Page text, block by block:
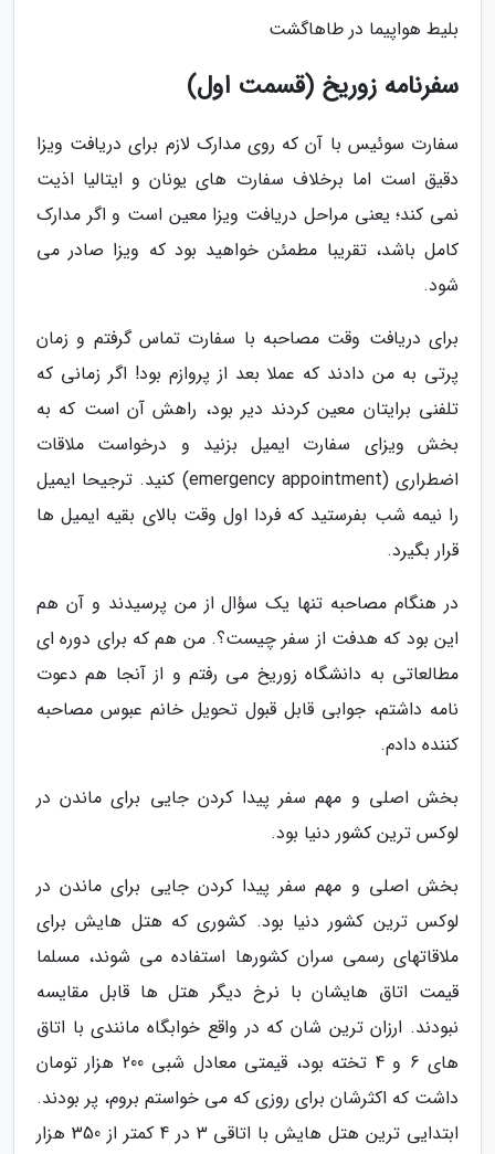
بلیط هواپیما در طاهاگشت
سفرنامه زوریخ (قسمت اول)
سفارت سوئیس با آن که روی مدارک لازم برای دریافت ویزا
دقیق است اما برخلاف سفارت های یونان و ایتالیا اذیت
نمی کند؛ یعنی مراحل دریافت ویزا معین است و اگر مدارک
کامل باشد، تقریبا مطمئن خواهید بود که ویزا صادر می
شود.
برای دریافت وقت مصاحبه با سفارت تماس گرفتم و زمان
پرتی به من دادند که عملا بعد از پروازم بود! اگر زمانی که
تلفنی برایتان معین کردند دیر بود، راهش آن است که به
بخش ویزای سفارت ایمیل بزنید و درخواست ملاقات
اضطراری (emergency appointment) کنید. ترجیحا ایمیل
را نیمه شب بفرستید که فردا اول وقت بالای بقیه ایمیل ها
قرار بگیرد.
در هنگام مصاحبه تنها یک سؤال از من پرسیدند و آن هم
این بود که هدفت از سفر چیست؟. من هم که برای دوره ای
مطالعاتی به دانشگاه زوریخ می رفتم و از آنجا هم دعوت
نامه داشتم، جوابی قابل قبول تحویل خانم عبوس مصاحبه
کننده دادم.
بخش اصلی و مهم سفر پیدا کردن جایی برای ماندن در
لوکس ترین کشور دنیا بود.
بخش اصلی و مهم سفر پیدا کردن جایی برای ماندن در
لوکس ترین کشور دنیا بود. کشوری که هتل هایش برای
ملاقاتهای رسمی سران کشورها استفاده می شوند، مسلما
قیمت اتاق هایشان با نرخ دیگر هتل ها قابل مقایسه
نبودند. ارزان ترین شان که در واقع خوابگاه مانندی با اتاق
های 6 و 4 تخته بود، قیمتی معادل شبی 200 هزار تومان
داشت که اکثرشان برای روزی که می خواستم بروم، پر بودند.
ابتدایی ترین هتل هایش با اتاقی 3 در 4 کمتر از 350 هزار